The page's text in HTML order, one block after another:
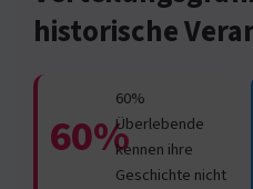
historische
60%
60%
Überlebende
kennen ihre
Geschichte nicht